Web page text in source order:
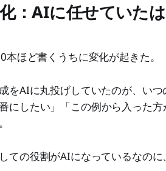
：AIに任せていた
本ほど書くうちに変化が起きた。
をAIに丸投げしていたのが、い
番にしたい」「この例から入った
ての役割がAIになっているなの